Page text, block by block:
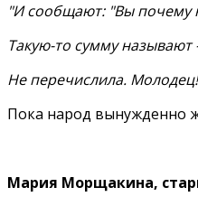
"И сообщают: "Вы почему
Такую-то сумму
Не перечислила.
Пока народ вынужденно
Мария Морщакина,